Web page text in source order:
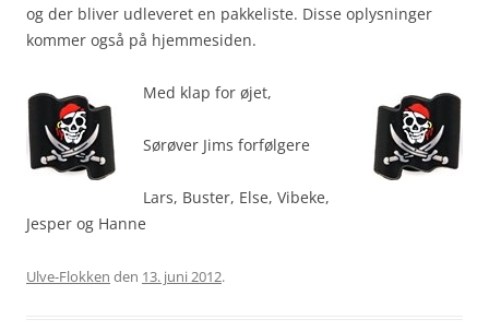
og der bliver udleveret en pakkeliste. Disse oplysninger
kommer også på hjemmesiden.
Med klap for øjet,
Sørøver Jims forfølgere
Lars, Buster, Else, Vibeke,
Jesper og Hanne
Ulve-Flokken den 13. juni 2012.